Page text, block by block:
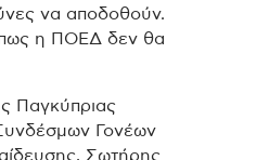
να αποδοθούν.
η ΠΟΕΔ δεν θα
Παγκύπριας
Γονέων
Σωτήρης